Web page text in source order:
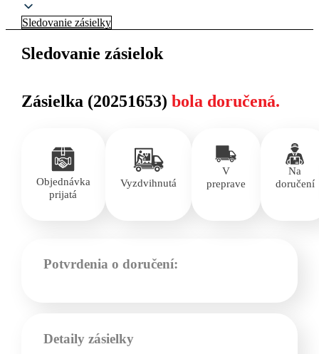
Sledovanie zásielky
Sledovanie zásielok
Zásielka (20251653) bola doručená.
Objednávka
prijatá
Vyzdvihnutá
V
preprave
Na
doručení
Potvrdenia o doručení:
Detaily zásielky